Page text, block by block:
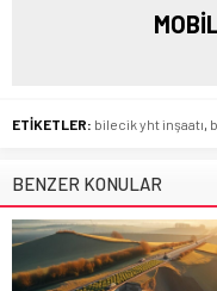
ETİKETLER: bilecik yht inşaatı
BENZER KONULAR